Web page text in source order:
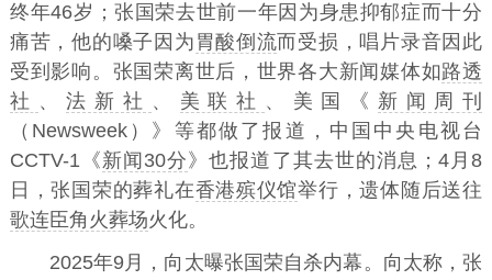
终年46岁；张国荣去世前一年因为身患抑郁症而十分
痛苦，他的嗓子因为 胃酸倒流而受损，唱片录音因此
受到影响。张国荣离世后，世界各大新闻媒体如路透
社 、法新社 、 美联社 、美国《 新闻周刊
（Newsweek）》等都做了报道，中国中央电视台
CCTV-1《新闻30分 》也报道了其去世的消息；4月8
日，张国荣的葬礼在香港殡仪馆举行，遗体随后送往
歌连臣角火葬场火化。
2025年9月，向太曝张国荣自杀内幕。向太称，张